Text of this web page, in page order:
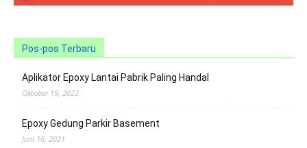
Pos-pos Terbaru
Aplikator Epoxy Lantai Pabrik Paling Handal
Oktober 19, 2022
Epoxy Gedung Parkir Basement
Juni 16, 2021